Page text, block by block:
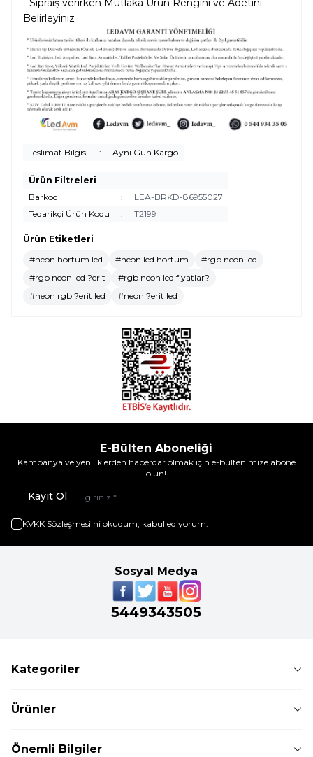
- Sipraiş verirken Mutlaka Ürün Rengini ve Adetini
Belirleyiniz
Teslimat Bilgisi : Aynı Gün Kargo
Ürün Filtreleri
Barkod
:
LEA-BRKD-86955027
Tedarikçi Ürün Kodu
: T2199
Ürün Etiketleri
#neon hortum led
#neon led hortum
#rgb neon led
#rgb neon led ?erit
#rgb neon led fiyatlar?
#neon rgb ?erit led
#neon ?erit led
E-Bülten Aboneliği
Kampanya ve yeniliklerden haberdar olmak için e-bültenimize abone
olun!
Kayıt Ol
KVKK Sözleşmesi'ni okudum, kabul ediyorum.
Sosyal Medya
5449343505
Kategoriler
Ürünler
Önemli Bilgiler